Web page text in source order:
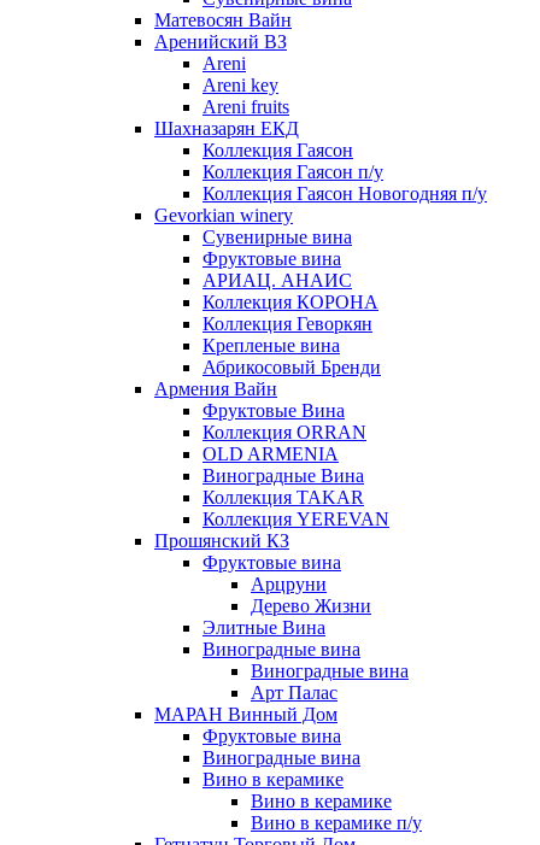
Матевосян Вайн
Аренийский ВЗ
Areni
Areni key
Areni fruits
Шахназарян ЕКД
Коллекция Гаясон
Коллекция Гаясон п/у
Коллекция Гаясон Новогодняя п/у
Gevorkian winery
Сувенирные вина
Фруктовые вина
АРИАЦ. АНАИС
Коллекция КОРОНА
Коллекция Геворкян
Крепленые вина
Абрикосовый Бренди
Армения Вайн
Фруктовые Вина
Коллекция ORRAN
OLD ARMENIA
Виноградные Вина
Коллекция TAKAR
Коллекция YEREVAN
Прошянский КЗ
Фруктовые вина
Арцруни
Дерево Жизни
Элитные Вина
Виноградные вина
Виноградные вина
Арт Палас
МАРАН Винный Дом
Фруктовые вина
Виноградные вина
Вино в керамике
Вино в керамике
Вино в керамике п/у